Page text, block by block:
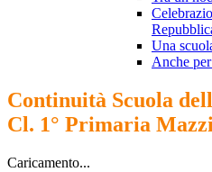
Una
Anche
Continuità Scuola
Cl. 1° Primaria
Caricamento...